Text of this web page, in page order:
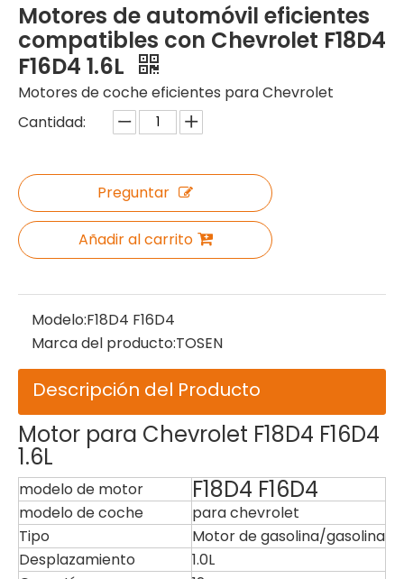
Motores de automóvil eficientes
compatibles con Chevrolet F18D4
F16D4 1.6L
Motores de coche eficientes para Chevrolet
Cantidad:
Preguntar
Añadir al carrito
Modelo:F18D4 F16D4
Marca del producto:TOSEN
Descripción del Producto
Motor para Chevrolet F18D4 F16D4
1.6L
modelo de motor F18D4 F16D4
modelo de coche
para chevrolet
Tipo
Motor de gasolina/gasolina
Desplazamiento
1.0L